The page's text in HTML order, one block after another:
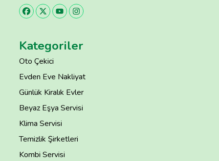
Kategoriler
Oto Çekici
Evden Eve Nakliyat
Günlük Kiralık Evler
Beyaz Eşya Servisi
Klima Servisi
Temizlik Şirketleri
Kombi Servisi